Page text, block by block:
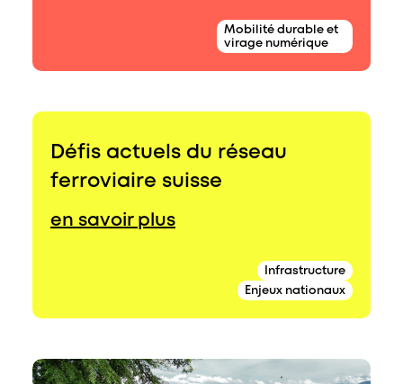
Mobilité durable et
virage numérique
Défis actuels du réseau
ferroviaire suisse
en savoir plus
Infrastructure
Enjeux nationaux